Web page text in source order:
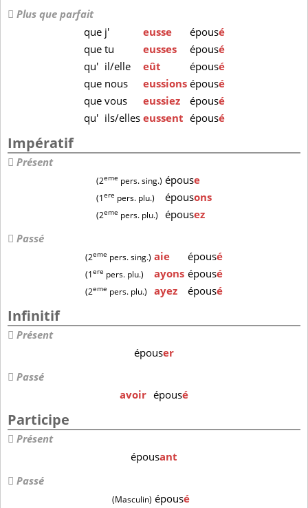
Plus que parfait
que j' eusse épousé
que tu eusses épousé
qu' il/elle eût épousé
que nous eussions épousé
que vous eussiez épousé
qu' ils/elles eussent épousé
Impératif
Présent
(2eme pers. sing.) épouse
(1ere pers. plu.) épousons
(2eme pers. plu.) épousez
Passé
(2eme pers. sing.) aie épousé
(1ere pers. plu.) ayons épousé
(2eme pers. plu.) ayez épousé
Infinitif
Présent
épouser
Passé
avoir épousé
Participe
Présent
épousant
Passé
(Masculin) épousé